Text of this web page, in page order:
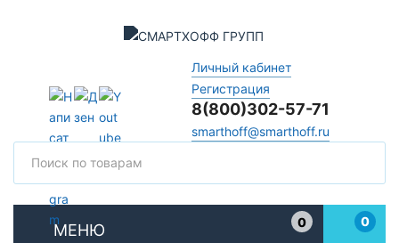
Личный кабинет
Регистрация
8(800)302-57-71
smarthoff@smarthoff.ru
МЕНЮ
0
0